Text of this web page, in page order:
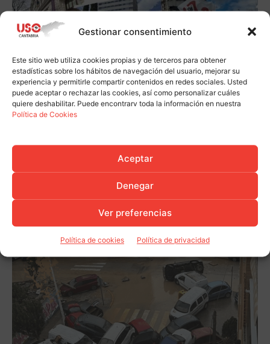
Gestionar consentimiento
Este sitio web utiliza cookies propias y de terceros para obtener
estadísticas sobre los hábitos de navegación del usuario, mejorar su
experiencia y permitirle compartir contenidos en redes sociales. Usted
puede aceptar o rechazar las cookies, así como personalizar cuáles
quiere deshabilitar. Puede encontrarv toda la información en nuestra
Política de Cookies
Aceptar
Denegar
Ver preferencias
Política de cookies Política de privacidad